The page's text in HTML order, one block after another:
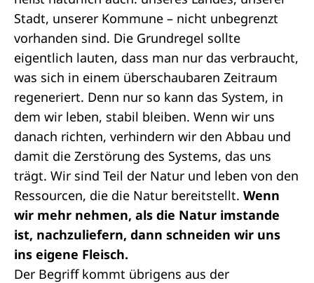
Stadt, unserer Kommune – nicht unbegrenzt
vorhanden sind. Die Grundregel sollte
eigentlich lauten, dass man nur das verbraucht,
was sich in einem überschaubaren Zeitraum
regeneriert. Denn nur so kann das System, in
dem wir leben, stabil bleiben. Wenn wir uns
danach richten, verhindern wir den Abbau und
damit die Zerstörung des Systems, das uns
trägt. Wir sind Teil der Natur und leben von den
Ressourcen, die die Natur bereitstellt. Wenn
wir mehr nehmen, als die Natur imstande
ist, nachzuliefern, dann schneiden wir uns
ins eigene Fleisch.
Der Begriff kommt übrigens aus der